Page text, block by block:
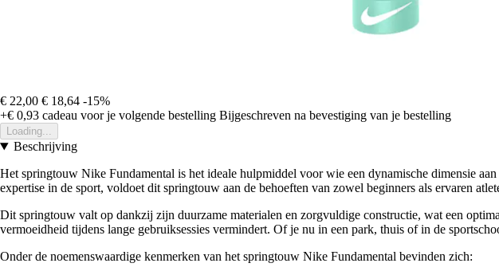
€ 22,00 € 18,64 -15%
+€ 0,93 cadeau voor je volgende bestelling Bijgeschreven na bevestiging van je bestelling
Loading...
Beschrijving
Het springtouw Nike Fundamental is het ideale hulpmiddel voor wie een dynamische dimensie
expertise in de sport, voldoet dit springtouw aan de behoeften van zowel beginners als ervaren
Dit springtouw valt op dankzij zijn duurzame materialen en zorgvuldige constructie, wat een
vermoeidheid tijdens lange gebruiksessies vermindert. Of je nu in een park, thuis of in de
Onder de noemenswaardige kenmerken van het springtouw Nike Fundamental bevinden zich: